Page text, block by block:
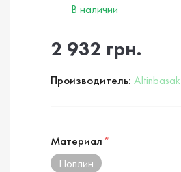
В наличии
2 932 грн.
Производитель: Altinbasak
Материал*
Поплин